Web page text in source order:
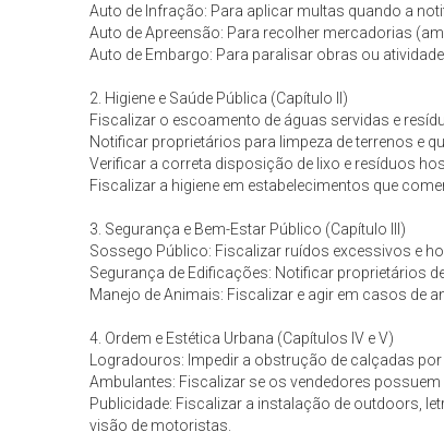
Auto de Infração: Para aplicar multas quando a
Auto de Apreensão: Para recolher mercadorias
Auto de Embargo: Para paralisar obras ou
2. Higiene e Saúde Pública (Capítulo II)
Fiscalizar o escoamento de águas servidas e
Notificar proprietários para limpeza de terrenos e
Verificar a correta disposição de lixo e resíduos
Fiscalizar a higiene em estabelecimentos que
3. Segurança e Bem-Estar Público (Capítulo III)
Sossego Público: Fiscalizar ruídos excessivos e
Segurança de Edificações: Notificar proprietários
Manejo de Animais: Fiscalizar e agir em casos de
4. Ordem e Estética Urbana (Capítulos IV e V)
Logradouros: Impedir a obstrução de calçadas
Ambulantes: Fiscalizar se os vendedores
Publicidade: Fiscalizar a instalação de outdoors,
visão de motoristas.